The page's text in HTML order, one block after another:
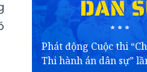
Phát động Cuộc thi
Thi hành án dân sự”